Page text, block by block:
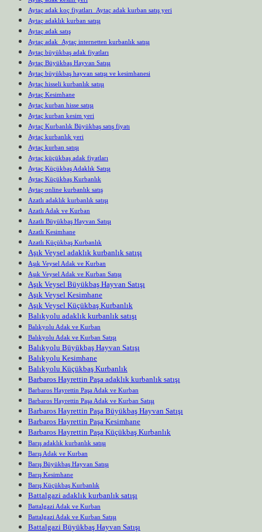
Aytaç adak koç fiyatları Aytaç adak kurban satış yeri
Aytaç adaklık kurban satışı
Aytaç adak satış
Aytaç adak Aytaç internetten kurbanlık satışı
Aytaç büyükbaş adak fiyatları
Aytaç Büyükbaş Hayvan Satışı
Aytaç büyükbaş hayvan satışı ve kesimhanesi
Aytaç hisseli kurbanlık satışı
Aytaç Kesimhane
Aytaç kurban hisse satışı
Aytaç kurban kesim yeri
Aytaç Kurbanlık Büyükbaş satış fiyatı
Aytaç kurbanlık yeri
Aytaç kurban satışı
Aytaç küçükbaş adak fiyatları
Aytaç Küçükbaş Adaklık Satışı
Aytaç Küçükbaş Kurbanlık
Aytaç online kurbanlık satış
Azatlı adaklık kurbanlık satışı
Azatlı Adak ve Kurban
Azatlı Büyükbaş Hayvan Satışı
Azatlı Kesimhane
Azatlı Küçükbaş Kurbanlık
Aşık Veysel adaklık kurbanlık satışı
Aşık Veysel Adak ve Kurban
Aşık Veysel Adak ve Kurban Satışı
Aşık Veysel Büyükbaş Hayvan Satışı
Aşık Veysel Kesimhane
Aşık Veysel Küçükbaş Kurbanlık
Balıkyolu adaklık kurbanlık satışı
Balıkyolu Adak ve Kurban
Balıkyolu Adak ve Kurban Satışı
Balıkyolu Büyükbaş Hayvan Satışı
Balıkyolu Kesimhane
Balıkyolu Küçükbaş Kurbanlık
Barbaros Hayrettin Paşa adaklık kurbanlık satışı
Barbaros Hayrettin Paşa Adak ve Kurban
Barbaros Hayrettin Paşa Adak ve Kurban Satışı
Barbaros Hayrettin Paşa Büyükbaş Hayvan Satışı
Barbaros Hayrettin Paşa Kesimhane
Barbaros Hayrettin Paşa Küçükbaş Kurbanlık
Barış adaklık kurbanlık satışı
Barış Adak ve Kurban
Barış Büyükbaş Hayvan Satışı
Barış Kesimhane
Barış Küçükbaş Kurbanlık
Battalgazi adaklık kurbanlık satışı
Battalgazi Adak ve Kurban
Battalgazi Adak ve Kurban Satışı
Battalgazi Büyükbaş Hayvan Satışı